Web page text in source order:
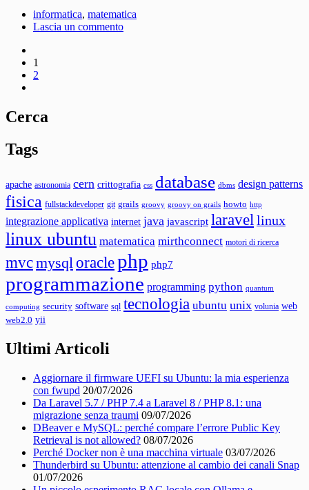
informatica, matematica
Lascia un commento
1
2
Cerca
Tags
apache astronomia cern crittografia css database dbms design patterns
fisica fullstackdeveloper git grails groovy groovy on grails howto http
integrazione applicativa internet java javascript laravel linux
linux ubuntu matematica mirthconnect motori di ricerca
mvcmysql oraclephp php7
programmazione programming python quantum
computing security software sql tecnologia ubuntu unix volunia web
web2.0 yii
Ultimi Articoli
Aggiornare il firmware UEFI su Ubuntu: la mia esperienza
con fwupd 20/07/2026
Da Laravel 5.7 / PHP 7.4 a Laravel 8 / PHP 8.1: una
migrazione senza traumi 09/07/2026
DBeaver e MySQL: perché compare l’errore Public Key
Retrieval is not allowed? 08/07/2026
Perché Docker non è una macchina virtuale 03/07/2026
Thunderbird su Ubuntu: attenzione al cambio dei canali Snap
01/07/2026